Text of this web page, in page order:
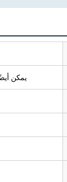
يمكن